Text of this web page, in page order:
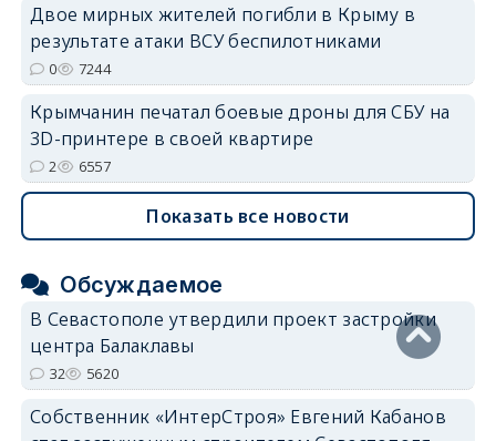
Двое мирных жителей погибли в Крыму в
результате атаки ВСУ беспилотниками
0 7244
Крымчанин печатал боевые дроны для СБУ на
3D-принтере в своей квартире
2 6557
Показать все новости
Обсуждаемое
В Севастополе утвердили проект застройки
центра Балаклавы
32 5620
Собственник «ИнтерСтроя» Евгений Кабанов